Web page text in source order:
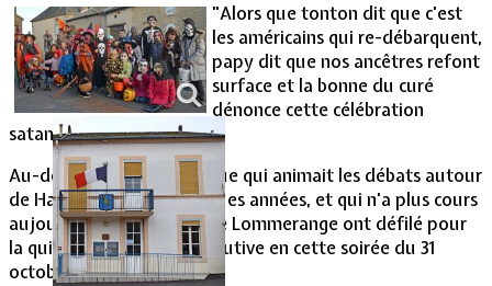
Vie Municipale
"Alors que tonton dit que c'est
les américains qui re-débarquent,
papy dit que nos ancêtres refont
surface et la bonne du curé
dénonce cette célébration
satanique ..."
Au-delà de cette polémique qui animait les débats autour
de Halloween, il y a quelques années, et qui n'a plus cours
aujourd'hui, les enfants de Lommerange ont défilé pour
la quinzième année consécutive en cette soirée du 31
octobre.